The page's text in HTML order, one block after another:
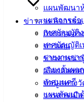
แผนพัฒนา
แผนการดำ
เทศบัญญัติ
เทศบัญญัติเ
รายงานกา
รายงานผล
เทศมนตรี
แผนพัฒนา
ข่าวสาร กิจกรรม
กิจกรรมอ่า
ข่าวเด่น
ข่าวสารน่า
เลือกตั้งเท
ข้อมูลทาง
วารสารเมื
038-
142-100-104
บริการ
ประชาชน
ดาวน์โหลด